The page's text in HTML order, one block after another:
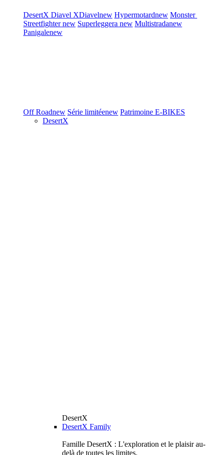
DesertX Diavel XDiavelnew Hypermotardnew Monster
Streetfighternew Superleggera new Multistradanew
Panigalenew
Off Roadnew Série limitéenew Patrimoine E-BIKES
DesertX
DesertX
DesertX Family
Famille DesertX : L'exploration et le plaisir au-
delà de toutes les limites.